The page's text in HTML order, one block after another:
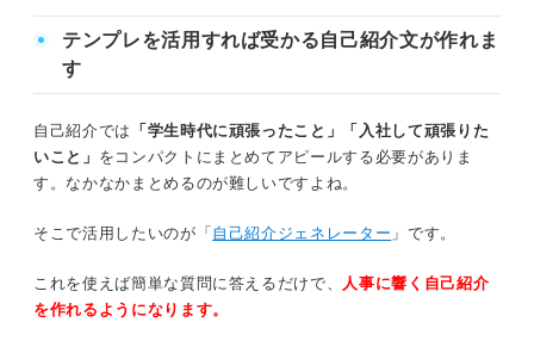
テンプレを活用すれば受かる自己紹介文が作れま
す
自己紹介では 「学生時代に頑張ったこと」「入社して頑張りた
いこと」 をコンパクトにまとめてアピールする必要がありま
す。なかなかまとめるのが難しいですよね。
そこで活用したいのが「 自己紹介ジェネレーター 」です。
これを使えば簡単な質問に答えるだけで、 人事に響く自己紹介
を作れるようになります。